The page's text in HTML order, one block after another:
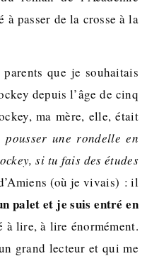
à passer de la crosse à la
que je souhaitais
depuis l’âge de cinq
ma mère, elle, était
une rondelle en
si tu fais des études
(où je vivais) : il
palet et je suis entré en
à lire, à lire énormément.
grand lecteur et qui me